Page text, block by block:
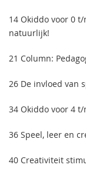
14 Okiddo voor 0
natuurlijk!
21 Column:
26 De invloed van
34 Okiddo voor
36 Speel, leer en
40 Creativiteit